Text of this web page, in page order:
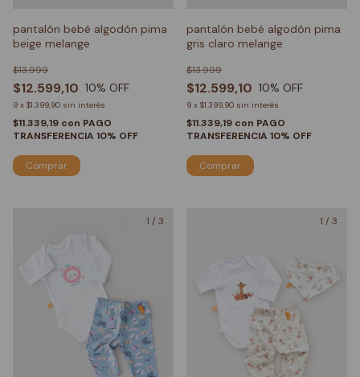
pantalón bebé algodón pima
beige melange
$12.599,10
$13.999
10% OFF
9 x $1.399,90 sin interés
$11.339,19 con PAGO
TRANSFERENCIA 10% OFF
Comprar
pantalón bebé algodón pima
gris claro melange
$12.599,10
$13.999
10% OFF
9 x $1.399,90 sin interés
$11.339,19 con PAGO
TRANSFERENCIA 10% OFF
Comprar
1 / 3 1 / 3